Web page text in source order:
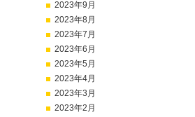
2023年9月
2023年8月
2023年7月
2023年6月
2023年5月
2023年4月
2023年3月
2023年2月